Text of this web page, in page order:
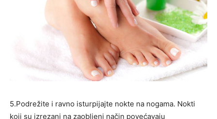
5.Podrežite i ravno isturpijajte nokte na nogama. Nokti
koji su izrezani na zaobljeni način povećavaju